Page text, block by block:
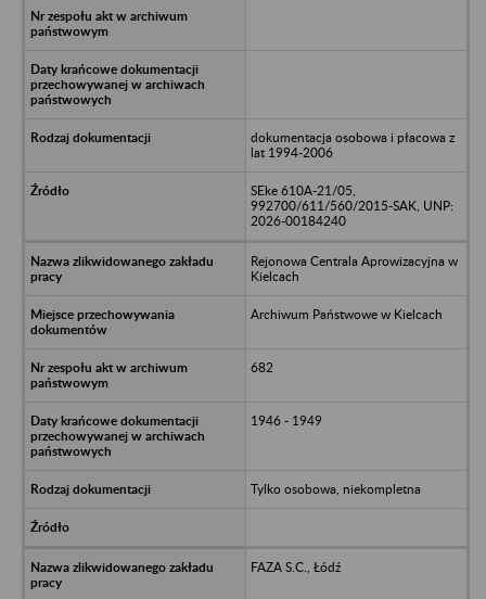
dokumentacja osobowa i płacowa z
lat 1994-2006
SEke 610A-21/05,
992700/611/560/2015-SAK, UNP:
2026-00184240
Rejonowa Centrala Aprowizacyjna w
Kielcach
Archiwum Państwowe w Kielcach
682
1946 - 1949
Tylko osobowa, niekompletna
FAZA S.C., Łódź